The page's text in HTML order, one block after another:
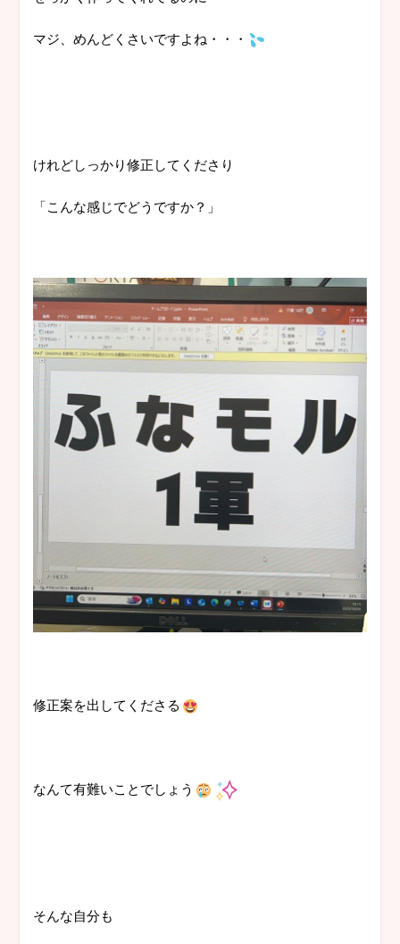
マジ、めんどくさいですよね・・・
けれどしっかり修正してくださり
「こんな感じでどうですか？」
修正案を出してくださる
なんて有難いことでしょう
そんな自分も